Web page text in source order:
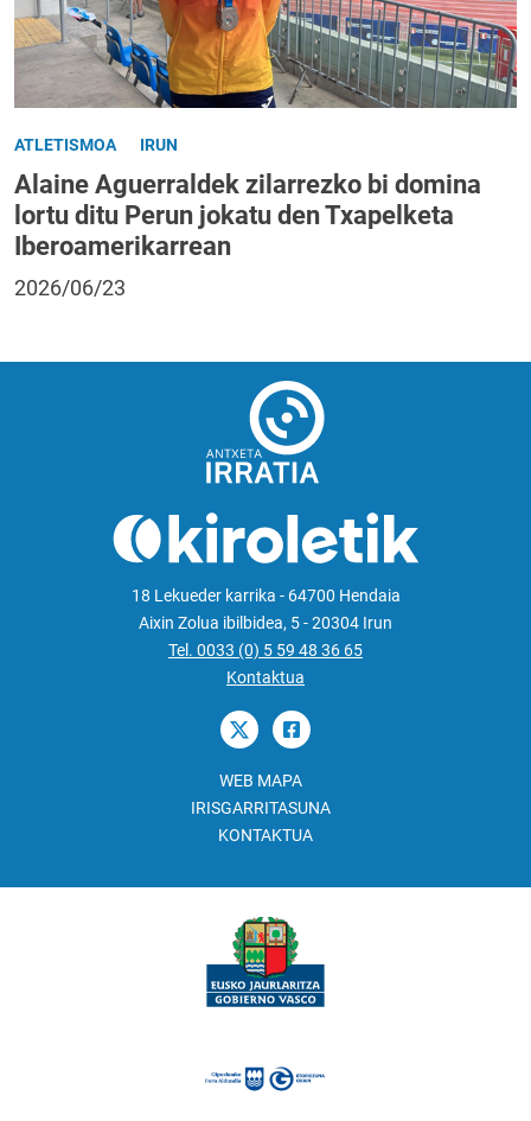
ATLETISMOA IRUN
Alaine Aguerraldek zilarrezko bi domina
lortu ditu Perun jokatu den Txapelketa
Iberoamerikarrean
2026/06/23
18 Lekueder karrika - 64700 Hendaia
Aixin Zolua ibilbidea, 5 - 20304 Irun
Tel. 0033 (0) 5 59 48 36 65
Kontaktua
WEB MAPA
IRISGARRITASUNA
KONTAKTUA